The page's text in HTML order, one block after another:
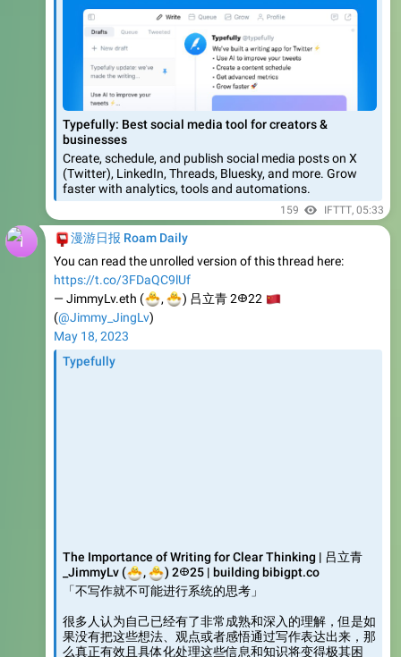
Typefully: Best social media tool for creators &
businesses
Create, schedule, and publish social media posts on X
(Twitter), LinkedIn, Threads, Bluesky, and more. Grow
faster with analytics, tools and automations.
159 IFTTT,
漫游日报 Roam Daily
You can read the unrolled version of this thread here:
https://t.co/3FDaQC9lUf
— JimmyLv.eth (
🐣
,
🐣) 吕立青 2𐃏22
(@Jimmy_JingLv)
May 18, 2023
Typefully
「不写作就不可能进行系统的思考」
很多人认为自己已经有了非常成熟和深入的理解，但是如
果没有把这些想法、观点或者感悟通过写作表达出来，那
么真正有效且具体化处理这些信息和知识将变得极其困
难。
170 IFTTT,05:33